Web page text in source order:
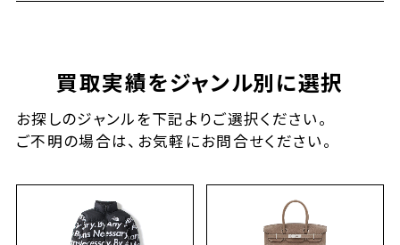
買取実績をジャンル別に選択
お探しのジャンルを下記よりご選択ください。
ご不明の場合は、お気軽にお問合せください。